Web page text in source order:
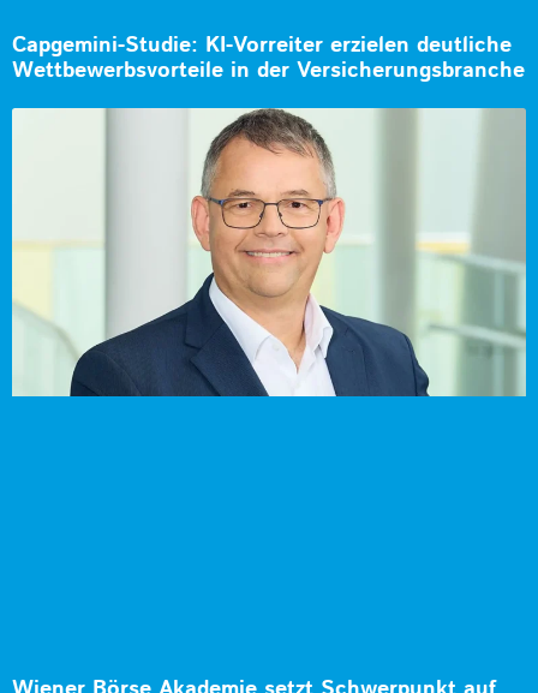
Capgemini-Studie: KI-Vorreiter erzielen deutliche
Wettbewerbsvorteile in der Versicherungsbranche